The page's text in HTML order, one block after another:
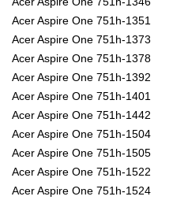
Acer Aspire One 751h-1351
Acer Aspire One 751h-1373
Acer Aspire One 751h-1378
Acer Aspire One 751h-1392
Acer Aspire One 751h-1401
Acer Aspire One 751h-1442
Acer Aspire One 751h-1504
Acer Aspire One 751h-1505
Acer Aspire One 751h-1522
Acer Aspire One 751h-1524